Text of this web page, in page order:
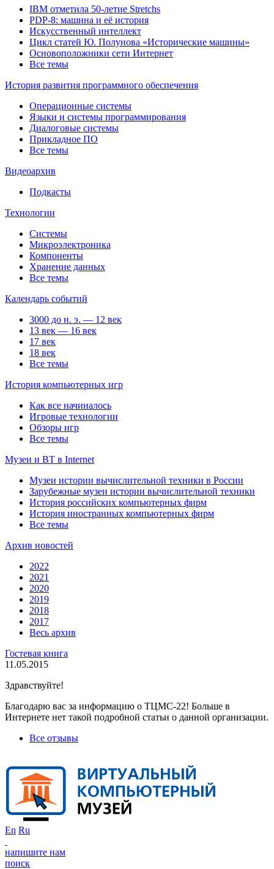
IBM отметила 50-летие Stretchs
PDP-8: машина и её история
Искусственный интеллект
Цикл статей Ю. Полунова «Исторические машины»
Основоположники сети Интернет
Все темы
История развития программного обеспечения
Операционные системы
Языки и системы программирования
Диалоговые системы
Прикладное ПО
Все темы
Видеоархив
Подкасты
Технологии
Системы
Микроэлектроника
Компоненты
Хранение данных
Все темы
Календарь событий
3000 до н. э. — 12 век
13 век — 16 век
17 век
18 век
Все темы
История компьютерных игр
Как все начиналось
Игровые технологии
Обзоры игр
Все темы
Музеи и ВТ в Internet
Музеи истории вычислительной техники в России
Зарубежные музеи истории вычислительной техники
История российских компьютерных фирм
История иностранных компьютерных фирм
Все темы
Архив новостей
2022
2021
2020
2019
2018
2017
Весь архив
Гостевая книга
11.05.2015
Здравствуйте!
Благодарю вас за информацию о ТЦМС-22! Больше в
Интернете нет такой подробной статьи о данной организации.
Все отзывы
En Ru
напишите нам
поиск